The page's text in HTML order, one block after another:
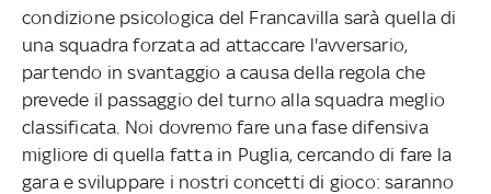
condizione psicologica del Francavilla sarà quella di
una squadra forzata ad attaccare l'avversario,
partendo in svantaggio a causa della regola che
prevede il passaggio del turno alla squadra meglio
classificata. Noi dovremo fare una fase difensiva
migliore di quella fatta in Puglia, cercando di fare la
gara e sviluppare i nostri concetti di gioco: saranno